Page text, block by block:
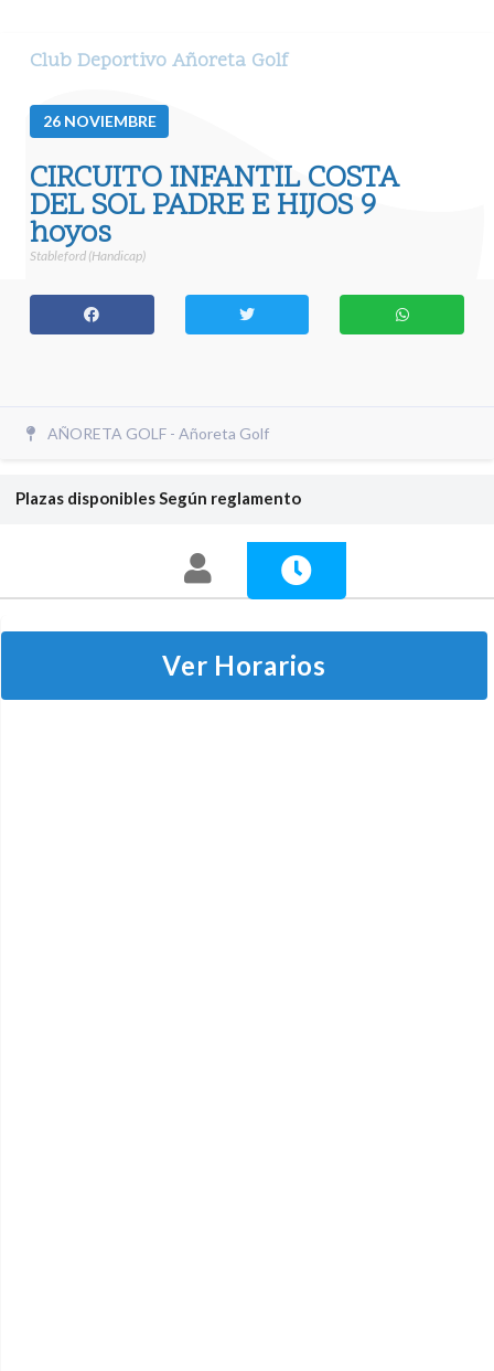
Club Deportivo Añoreta Golf
26 NOVIEMBRE
CIRCUITO INFANTIL COSTA
DEL SOL PADRE E HIJOS 9
hoyos
Stableford (Handicap)
AÑORETA GOLF - Añoreta Golf
Plazas disponiblesSegún reglamento
Ver Horarios